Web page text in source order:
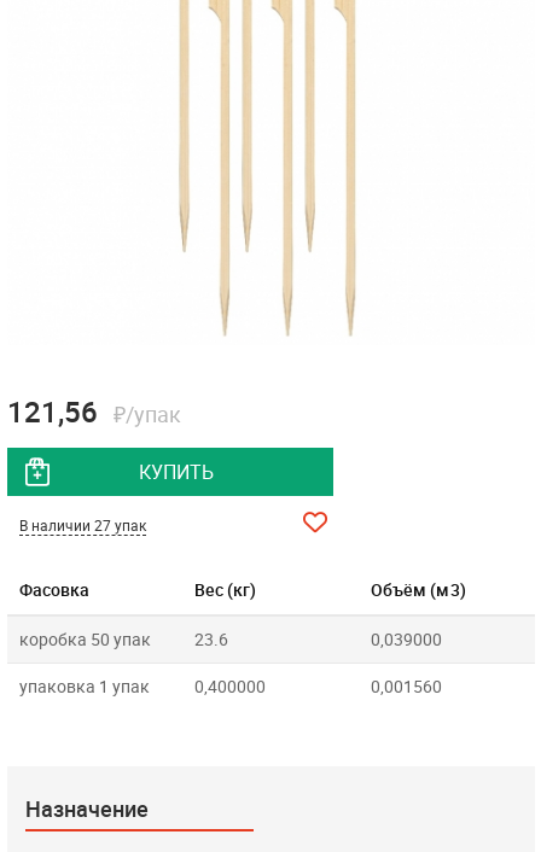
Фасовка Вес (кг) Объём (м3)
коробка 50 упак 23.6 0,039000
упаковка 1 упак 0,400000 0,001560
121,56 ₽/упак
КУПИТЬ
В наличии 27 упак
Назначение